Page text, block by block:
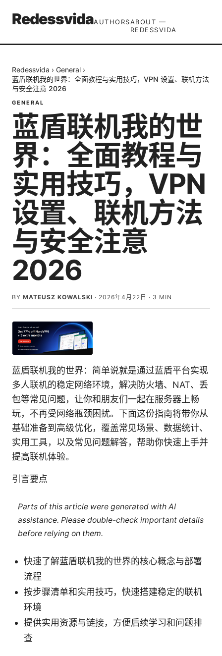
RedessvidaAUTHORSABOUT —
REDESSVIDA
Redessvida › General ›
蓝盾联机我的世界：全面教程与实用技巧，VPN 设置、联机方法
与安全注意 2026
GENERAL
蓝盾联机我的世
界：全面教程与
实用技巧，VPN
设置、联机方法
与安全注意
2026
BY MATEUSZ KOWALSKI · 2026年4月22日 · 3 MIN
蓝盾联机我的世界：简单说就是通过蓝盾平台实现
多人联机的稳定网络环境，解决防火墙、NAT、丢
包等常见问题，让你和朋友们一起在服务器上畅
玩，不再受网络瓶颈困扰。下面这份指南将带你从
基础准备到高级优化，覆盖常见场景、数据统计、
实用工具，以及常见问题解答，帮助你快速上手并
提高联机体验。
引言要点
Parts of this article were generated with AI
assistance. Please double-check important details
before relying on them.
快速了解蓝盾联机我的世界的核心概念与部署
流程
按步骤清单和实用技巧，快速搭建稳定的联机
环境
提供实用资源与链接，方便后续学习和问题排
查